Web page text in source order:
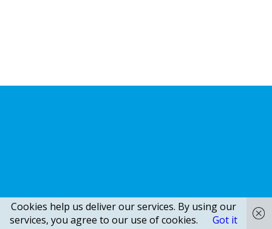
Cookies help us deliver our services. By using our
services, you agree to our use of cookies.
Got it